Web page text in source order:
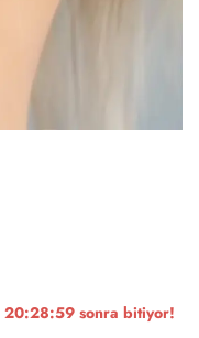
20:28:58 sonra bitiyor!